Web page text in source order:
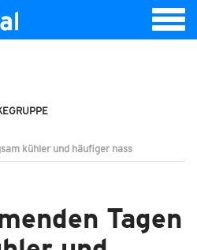
kühler und häufiger nass
Tagen